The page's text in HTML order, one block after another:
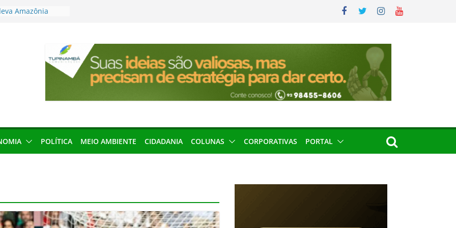
Amazônia
de 2027
local impróprio
fogo no Cemitério
protagonismo
podem barrar
POLÍTICA MEIO AMBIENTE CIDADANIA COLUNAS CORPORATIVAS PORTAL